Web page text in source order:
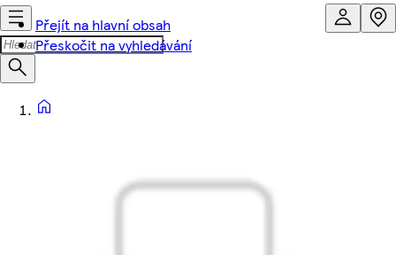
Přejít na hlavní obsah
Přeskočit na vyhledávání